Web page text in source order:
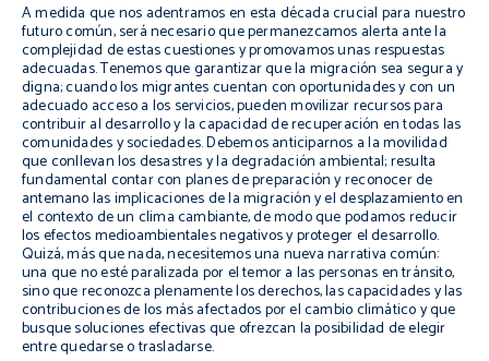
A medida que nos adentramos en esta década crucial para nuestro
futuro común, será necesario que permanezcamos alerta ante la
complejidad de estas cuestiones y promovamos unas respuestas
adecuadas. Tenemos que garantizar que la migración sea segura y
digna; cuando los migrantes cuentan con oportunidades y con un
adecuado acceso a los servicios, pueden movilizar recursos para
contribuir al desarrollo y la capacidad de recuperación en todas las
comunidades y sociedades. Debemos anticiparnos a la movilidad
que conllevan los desastres y la degradación ambiental; resulta
fundamental contar con planes de preparación y reconocer de
antemano las implicaciones de la migración y el desplazamiento en
el contexto de un clima cambiante, de modo que podamos reducir
los efectos medioambientales negativos y proteger el desarrollo.
Quizá, más que nada, necesitemos una nueva narrativa común:
una que no esté paralizada por el temor a las personas en tránsito,
sino que reconozca plenamente los derechos, las capacidades y las
contribuciones de los más afectados por el cambio climático y que
busque soluciones efectivas que ofrezcan la posibilidad de elegir
entre quedarse o trasladarse.